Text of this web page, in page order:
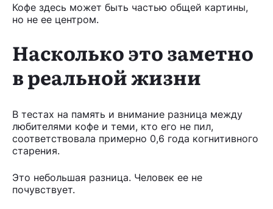
Кофе здесь может быть частью общей картины,
но не ее центром.
Насколько это заметно
в реальной жизни
В тестах на память и внимание разница между
любителями кофе и теми, кто его не пил,
соответствовала примерно 0,6 года когнитивного
старения.
Это небольшая разница. Человек ее не
почувствует.